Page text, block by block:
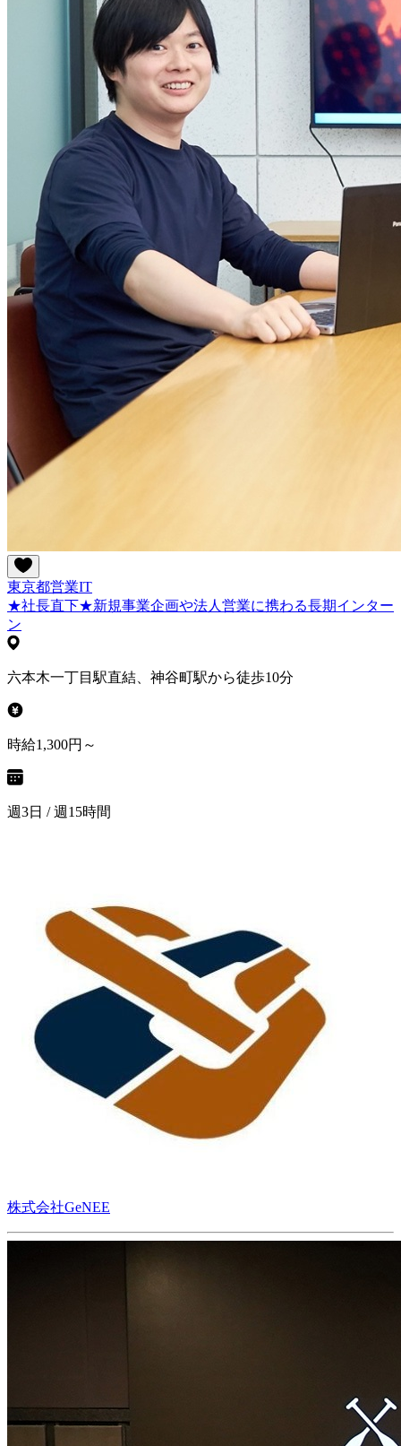
東京都営業IT
★社長直下★新規事業企画や法人営業に携わる長期インター
ン
六本木一丁目駅直結、神谷町駅から徒歩10分
時給1,300円～
週3日 / 週15時間
株式会社GeNEE